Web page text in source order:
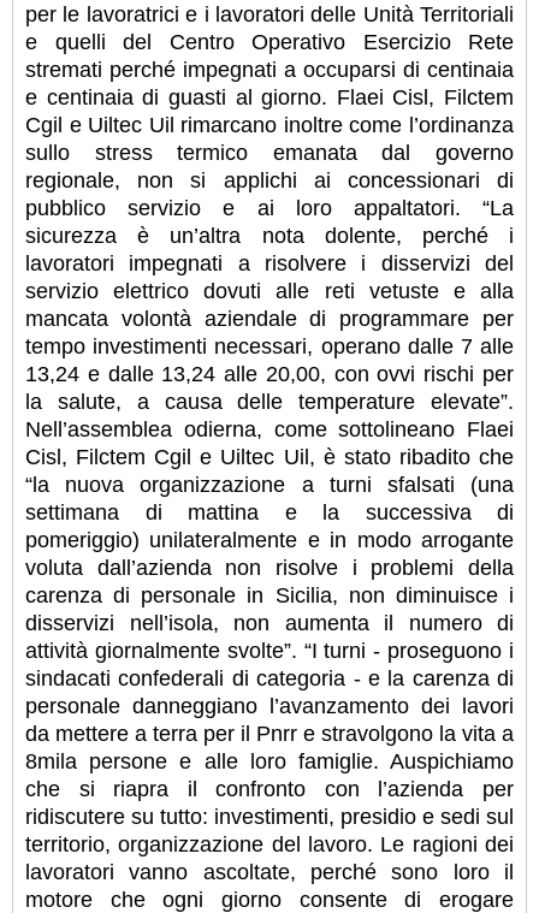
per le lavoratrici e i lavoratori delle Unità Territoriali
e quelli del Centro Operativo Esercizio Rete
stremati perché impegnati a occuparsi di centinaia
e centinaia di guasti al giorno. Flaei Cisl, Filctem
Cgil e Uiltec Uil rimarcano inoltre come l’ordinanza
sullo stress termico emanata dal governo
regionale, non si applichi ai concessionari di
pubblico servizio e ai loro appaltatori. “La
sicurezza è un’altra nota dolente, perché i
lavoratori impegnati a risolvere i disservizi del
servizio elettrico dovuti alle reti vetuste e alla
mancata volontà aziendale di programmare per
tempo investimenti necessari, operano dalle 7 alle
13,24 e dalle 13,24 alle 20,00, con ovvi rischi per
la salute, a causa delle temperature elevate”.
Nell’assemblea odierna, come sottolineano Flaei
Cisl, Filctem Cgil e Uiltec Uil, è stato ribadito che
“la nuova organizzazione a turni sfalsati (una
settimana di mattina e la successiva di
pomeriggio) unilateralmente e in modo arrogante
voluta dall’azienda non risolve i problemi della
carenza di personale in Sicilia, non diminuisce i
disservizi nell’isola, non aumenta il numero di
attività giornalmente svolte”. “I turni - proseguono i
sindacati confederali di categoria - e la carenza di
personale danneggiano l’avanzamento dei lavori
da mettere a terra per il Pnrr e stravolgono la vita a
8mila persone e alle loro famiglie. Auspichiamo
che si riapra il confronto con l’azienda per
ridiscutere su tutto: investimenti, presidio e sedi sul
territorio, organizzazione del lavoro. Le ragioni dei
lavoratori vanno ascoltate, perché sono loro il
motore che ogni giorno consente di erogare